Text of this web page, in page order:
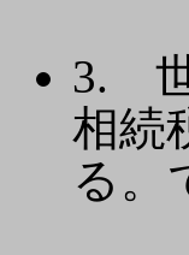
3. 世
相続
る。